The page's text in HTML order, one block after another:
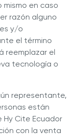
en caso
razón alguno
y/o
el término
reemplazar el
tecnología o
representante,
están
Hy Cite Ecuador
con la venta